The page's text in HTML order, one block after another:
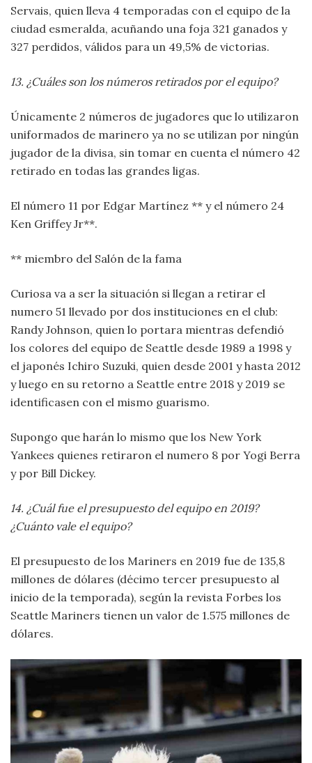
Servais, quien lleva 4 temporadas con el equipo de la
ciudad esmeralda, acuñando una foja 321 ganados y
327 perdidos, válidos para un 49,5% de victorias.
13. ¿Cuáles son los números retirados por el equipo?
Únicamente 2 números de jugadores que lo utilizaron
uniformados de marinero ya no se utilizan por ningún
jugador de la divisa, sin tomar en cuenta el número 42
retirado en todas las grandes ligas.
El número 11 por Edgar Martínez ** y el número 24
Ken Griffey Jr**.
** miembro del Salón de la fama
Curiosa va a ser la situación si llegan a retirar el
numero 51 llevado por dos instituciones en el club:
Randy Johnson, quien lo portara mientras defendió
los colores del equipo de Seattle desde 1989 a 1998 y
el japonés Ichiro Suzuki, quien desde 2001 y hasta 2012
y luego en su retorno a Seattle entre 2018 y 2019 se
identificasen con el mismo guarismo.
Supongo que harán lo mismo que los New York
Yankees quienes retiraron el numero 8 por Yogi Berra
y por Bill Dickey.
14. ¿Cuál fue el presupuesto del equipo en 2019?
¿Cuánto vale el equipo?
El presupuesto de los Mariners en 2019 fue de 135,8
millones de dólares (décimo tercer presupuesto al
inicio de la temporada), según la revista Forbes los
Seattle Mariners tienen un valor de 1.575 millones de
dólares.